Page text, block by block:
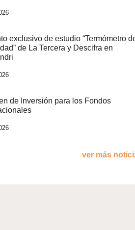
exclusivo de estudio “Termómetro
de La Tercera y Descifra en
de Inversión para los Fondos
ver más